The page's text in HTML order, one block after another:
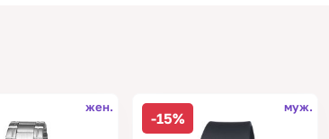
жен.
-15%
муж.